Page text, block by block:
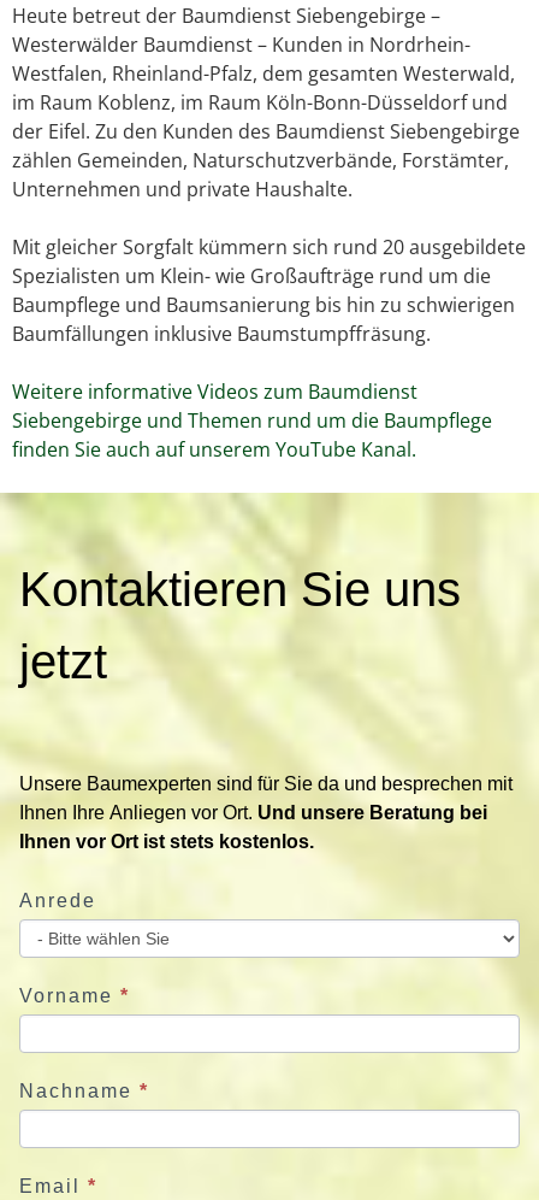
Heute betreut der Baumdienst Siebengebirge –
Westerwälder Baumdienst – Kunden in Nordrhein-
Westfalen, Rheinland-Pfalz, dem gesamten Westerwald,
im Raum Koblenz, im Raum Köln-Bonn-Düsseldorf und
der Eifel. Zu den Kunden des Baumdienst Siebengebirge
zählen Gemeinden, Naturschutzverbände, Forstämter,
Unternehmen und private Haushalte.
Mit gleicher Sorgfalt kümmern sich rund 20 ausgebildete
Spezialisten um Klein- wie Großaufträge rund um die
Baumpflege und Baumsanierung bis hin zu schwierigen
Baumfällungen inklusive Baumstumpffräsung.
Weitere informative Videos zum Baumdienst
Siebengebirge und Themen rund um die Baumpflege
finden Sie auch auf unserem YouTube Kanal.
o
n
t
e
r
e
S
e
u
n
s
e
t
Kontaktieren Sie uns
jetzt
Unsere Baumexperten sind für Sie da und besprechen mit
Ihnen Ihre Anliegen vor Ort. Und unsere Beratung bei
Ihnen vor Ort ist stets kostenlos.
Anrede
Vorname *
Nachname *
Email *